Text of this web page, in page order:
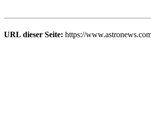
URL dieser Seite: https://